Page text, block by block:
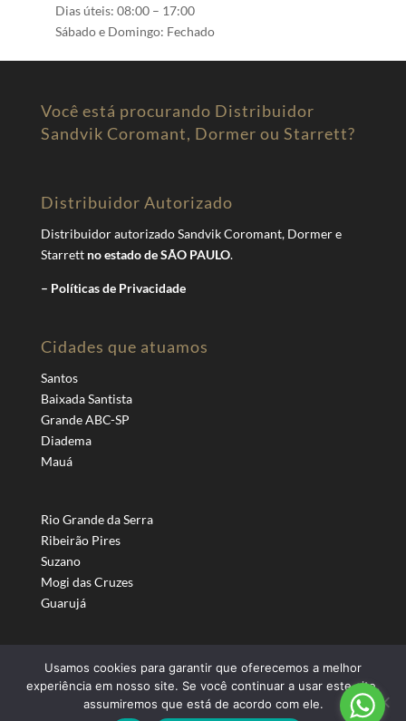
Dias úteis: 08:00 – 17:00
Sábado e Domingo: Fechado
Você está procurando Distribuidor
Sandvik Coromant, Dormer ou Starrett?
Distribuidor Autorizado
Distribuidor autorizado Sandvik Coromant, Dormer e
Starrett no estado de SÃO PAULO.
– Políticas de Privacidade
Cidades que atuamos
Santos
Baixada Santista
Grande ABC-SP
Diadema
Mauá
Rio Grande da Serra
Ribeirão Pires
Suzano
Mogi das Cruzes
Guarujá
Todos os direitos reservados © 2024 | COFAST - Distribuidor
Usamos cookies para garantir que oferecemos a melhor
experiência em nosso site. Se você continuar a usar este site,
assumiremos que está de acordo com ele.